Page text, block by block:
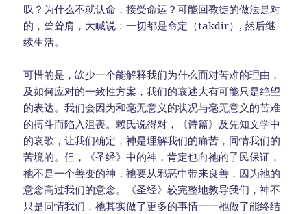
叹？为什么不就认命，接受命运？可能回教徒的做法是对
的，耸耸肩，大喊说：一切都是命定（takdir）, 然后继
续生活。
可惜的是，缼少一个能解释我们为什么面对苦难的理由，
及如何应对的一致性方案，我们的哀述大有可能只是绝望
的表达。我们会因为和毫无意义的状况与毫无意义的苦难
的搏斗而陷入沮喪。赖氏说得对，《诗篇》及先知文学中
的哀歌，让我们确定，神是理解我们的痛苦，同情我们的
苦境的。但，《圣经》中的神，肯定也向祂的子民保证，
祂不是一个善变的神，祂要从邪恶中带来良善，因为祂的
意念高过我们的意念。《圣经》较完整地教导我们，神不
只是同情我们，祂其实做了更多的事情一一祂做了能终结